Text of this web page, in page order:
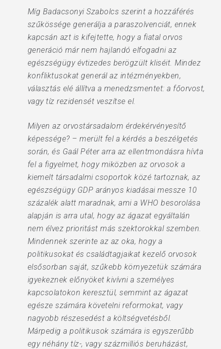
Míg Badacsonyi Szabolcs szerint a hozzáférés
szűkössége generálja a paraszolvenciát, ennek
kapcsán azt is kifejtette, hogy a fiatal orvos
generáció már nem hajlandó elfogadni az
egészségügy évtizedes berögzült kliséit. Mindez
konfliktusokat generál az intézményekben,
választás elé állítva a menedzsmentet: a főorvost,
vagy tíz rezidensét veszítse el.
Milyen az orvostársadalom érdekérvényesítő
képessége? – merült fel a kérdés a beszélgetés
során, és Gaál Péter arra az ellentmondásra hívta
fel a figyelmet, hogy miközben az orvosok a
kiemelt társadalmi csoportok közé tartoznak, az
egészségügy GDP arányos kiadásai messze 10
százalék alatt maradnak, ami a WHO besorolása
alapján is arra utal, hogy az ágazat egyáltalán
nem élvez prioritást más szektorokkal szemben.
Mindennek szerinte az az oka, hogy a
politikusokat és családtagjaikat kezelő orvosok
elsősorban saját, szűkebb környezetük számára
igyekeznek előnyöket kivívni a személyes
kapcsolatokon keresztül, semmint az ágazat
egésze számára követelni reformokat, vagy
nagyobb részesedést a költségvetésből.
Márpedig a politikusok számára is egyszerűbb
egy néhány tíz-, vagy százmilliós beruházást,